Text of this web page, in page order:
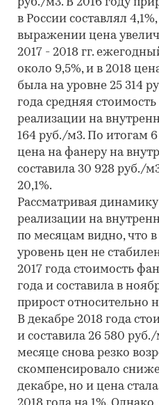
руб./м3. В 2016 году
в России составлял
выражении цена
2017 - 2018 гг.
около 9,5%, и в 2018
была на уровне 25 314
года средняя
реализации на
164 руб./м3. По итогам 6
цена на фанеру на
составила 30 928 руб./
20,1%.
Рассматривая
реализации на
по месяцам видно, что
уровень цен не
2017 года стоимость
года и составила в
прирост относительно
В декабре 2018 года
и составила 26 580
месяце снова резко
скомпенсировало
декабре, но и цена